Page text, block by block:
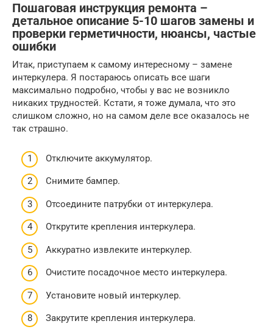
Пошаговая инструкция ремонта –
детальное описание 5-10 шагов замены и
проверки герметичности, нюансы, частые
ошибки
Итак, приступаем к самому интересному – замене
интеркулера. Я постараюсь описать все шаги
максимально подробно, чтобы у вас не возникло
никаких трудностей. Кстати, я тоже думала, что это
слишком сложно, но на самом деле все оказалось не
так страшно.
Отключите аккумулятор.
Снимите бампер.
Отсоедините патрубки от интеркулера.
Открутите крепления интеркулера.
Аккуратно извлеките интеркулер.
Очистите посадочное место интеркулера.
Установите новый интеркулер.
Закрутите крепления интеркулера.